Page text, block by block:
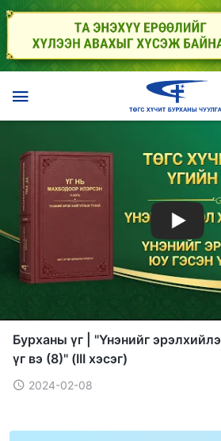
Бурханы үг | "Үнэнийг
үг вэ (8)" (III хэсэг)
2024-02-08